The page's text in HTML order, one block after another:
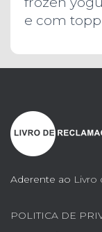
e com
Aderente ao Livro
POLITICA DE